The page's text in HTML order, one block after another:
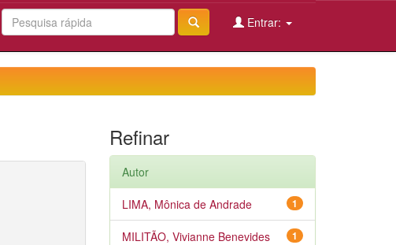
Entrar:
Refinar
Autor
1
LIMA, Mônica de Andrade
1
MILITÃO, Vivianne Benevides